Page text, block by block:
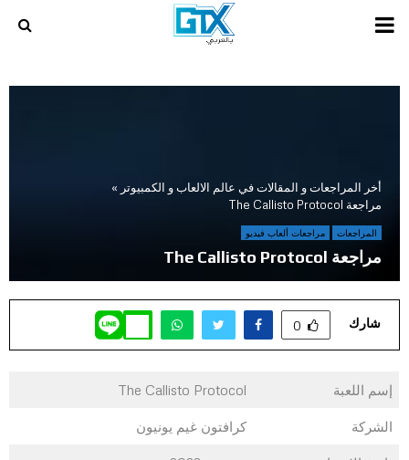
PRIMARY
أخر المراجعات و المقالات في عالم الالعاب و الكمبيوتر »
مراجعة The Callisto Protocol
المراجعات مراجعات ألعاب فيديو
مراجعة The Callisto Protocol
شارك 0
إسم اللعبة The Callisto Protocol
الشركة كرافتون غيم يونيون